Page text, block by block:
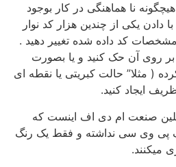
نا هماهنگی در کار بوجود
دادن یکی از چندین هزار کد نوار
مشخصات کد داده شده تغییر دهید .
بر روی آن حک کنید و یا بصورت
( مثلا” حالت کبریتی یا نقطه ای
ایجاد کنید.
صنعت ام دی اف اینست که
پی وی سی نداشته و فقط یک رنگ
میکنند.